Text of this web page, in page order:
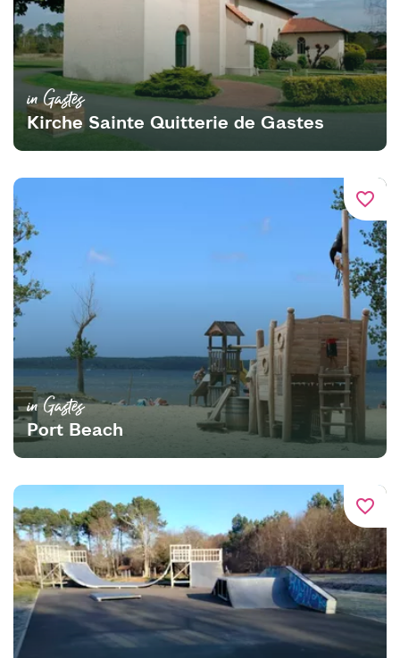
in Gastes
Kirche Sainte Quitterie de Gastes
favorite_border
in Gastes
Port Beach
favorite_border